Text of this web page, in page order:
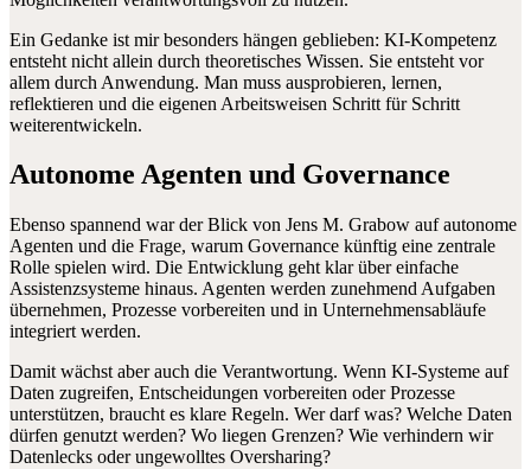
Ein Gedanke ist mir besonders hängen geblieben: KI-Kompetenz
entsteht nicht allein durch theoretisches Wissen. Sie entsteht vor
allem durch Anwendung. Man muss ausprobieren, lernen,
reflektieren und die eigenen Arbeitsweisen Schritt für Schritt
weiterentwickeln.
Autonome Agenten und Governance
Ebenso spannend war der Blick von Jens M. Grabow auf autonome
Agenten und die Frage, warum Governance künftig eine zentrale
Rolle spielen wird. Die Entwicklung geht klar über einfache
Assistenzsysteme hinaus. Agenten werden zunehmend Aufgaben
übernehmen, Prozesse vorbereiten und in Unternehmensabläufe
integriert werden.
Damit wächst aber auch die Verantwortung. Wenn KI-Systeme auf
Daten zugreifen, Entscheidungen vorbereiten oder Prozesse
unterstützen, braucht es klare Regeln. Wer darf was? Welche Daten
dürfen genutzt werden? Wo liegen Grenzen? Wie verhindern wir
Datenlecks oder ungewolltes Oversharing?